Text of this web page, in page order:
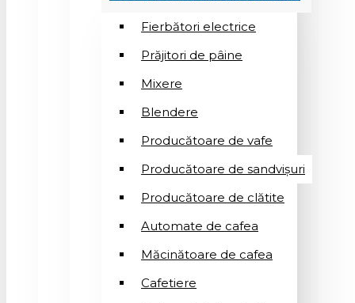
Fierbători electrice
Prăjitori de pâine
Mixere
Blendere
Producătoare de vafe
Producătoare de sandvişuri
Producătoare de clătite
Automate de cafea
Măcinătoare de cafea
Cafetiere